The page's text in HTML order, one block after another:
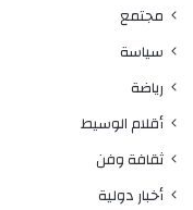
مجتمع
سياسة
رياضة
أقلام الوسيط
ثقافة وفن
أخبار دولية